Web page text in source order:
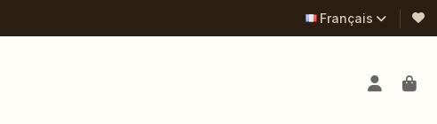
Français